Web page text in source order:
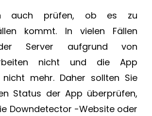
auch prüfen, ob es zu
kommt. In vielen Fällen
Server aufgrund von
nicht und die App
nicht mehr. Daher sollten Sie
Status der App überprüfen,
Downdetector -Website oder